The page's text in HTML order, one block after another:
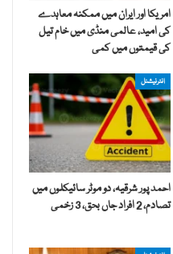
امریکا اور ایران میں ممکنہ معاہدے
کی امید، عالمی منڈی میں خام تیل
کی قیمتوں میں کمی
انٹرنیشنل
احمد پور شرقیہ، دو موٹر سائیکلوں میں
تصادم، 2 افراد جاں بحق، 3 زخمی